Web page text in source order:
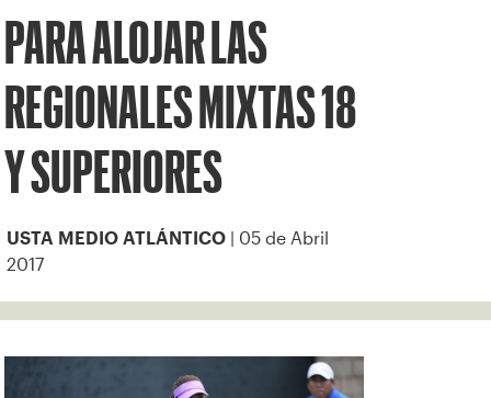
PARA ALOJAR LAS
REGIONALES MIXTAS 18
Y SUPERIORES
USTA MEDIO ATLÁNTICO
| 05 de Abril
2017